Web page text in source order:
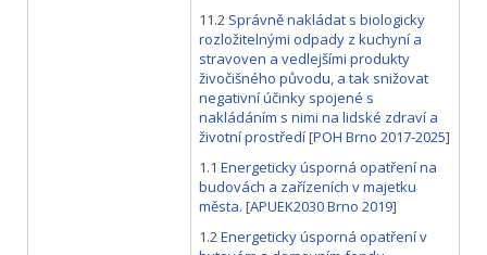
11.2 Správně nakládat s biologicky
rozložitelnými odpady z kuchyní a
stravoven a vedlejšími produkty
živočišného původu, a tak snižovat
negativní účinky spojené s
nakládáním s nimi na lidské zdraví a
životní prostředí[POH Brno 2017-2025]
1.1 Energeticky úsporná opatření na
budovách a zařízeních v majetku
města. [APUEK2030 Brno 2019]
1.2Energeticky úsporná opatření v